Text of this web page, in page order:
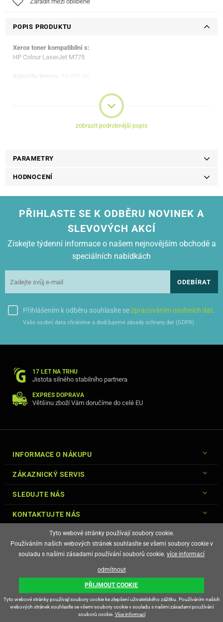
POPIS PRODUKTU
Xerox toner kompatibilní s:
HP Colour LaserJet M775
zobrazit podrobnější popis
PARAMETRY
HODNOCENÍ
PŘIHLASTE SE K ODBĚRU NOVINEK A
SLEVOVÝCH AKCÍ
Získejte týdenní informace o našem nejnovějším obchodě a
speciálních nabídkách
ODEBÍRAT
Přihlášením k odběru souhlasíte sezpracováním osobních dat.
Vaše osobní data chráníme a dodržujeme zásady ochrany dat (GDPR)
17 LET NA TRHU
Jistota silného stabilního partnera
EXPRES DOPRAVA
Většinu zboží Vám doručíme do celé EU
INFORMACE O NÁKUPU
ZÁKAZNICKÝ SERVIS
SLEDUJTE NÁS
KONTAKTUJTE NÁS
E-shop vytvořila
Tyto webové stránky používají soubory cookie.
Používáním našich webových stránek souhlasíte se všemi soubory cookie v
souladu s našimi zásadami používání souborů cookie. více informací
odmítnout
PŘIJMOUT COOKIE
Tyto webové stránky používají soubory cookie ke zlepšení uživatelského zážitku. Používáním našich
webových stránek souhlasíte se všemi soubory cookie v souladu s našimi zásadami používání
souborů cookie. Více informací